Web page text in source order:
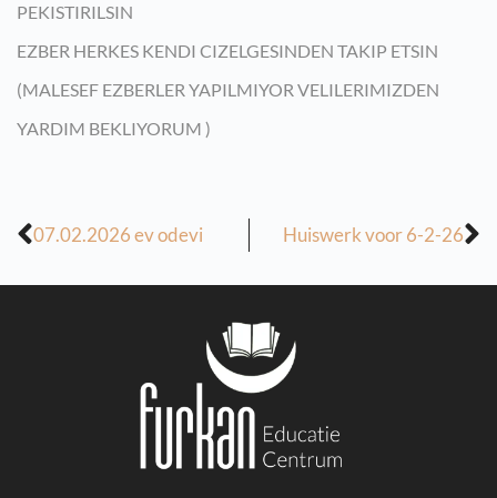
PEKISTIRILSIN
EZBER HERKES KENDI CIZELGESINDEN TAKIP ETSIN
(MALESEF EZBERLER YAPILMIYOR VELILERIMIZDEN
YARDIM BEKLIYORUM )
07.02.2026 ev odevi Huiswerk voor 6-2-26